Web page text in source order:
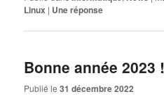
Linux | Uneréponse
Bonne année 2023 !
Publié le31 décembre 2022